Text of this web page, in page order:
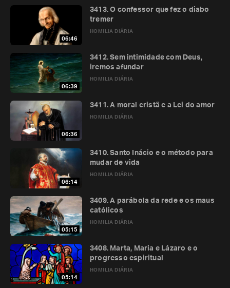
06:46
HOMILIA DIÁRIA
3413. O confessor que fez o diabo
tremer
06:39
HOMILIA DIÁRIA
3412. Sem intimidade com Deus,
iremos afundar
06:36
HOMILIA DIÁRIA
3411. A moral cristã e a Lei do amor
06:14
HOMILIA DIÁRIA
3410. Santo Inácio e o método para
mudar de vida
05:15
HOMILIA DIÁRIA
3409. A parábola da rede e os maus
católicos
05:14
HOMILIA DIÁRIA
3408. Marta, Maria e Lázaro e o
progresso espiritual